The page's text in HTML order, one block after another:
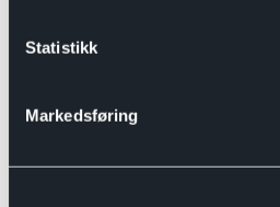
Statistikk
Markedsføring